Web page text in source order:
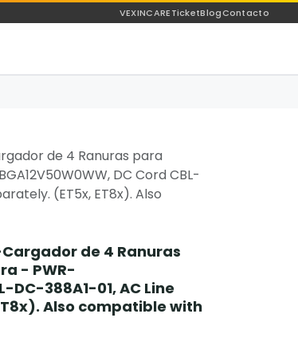
VEXINCARETicketBlogContacto
de 4 Ranuras para
DC Cord CBL-
(ET5x, ET8x). Also
Cargador de 4 Ranuras
- PWR-
DC-388A1-01, AC Line
Also compatible with